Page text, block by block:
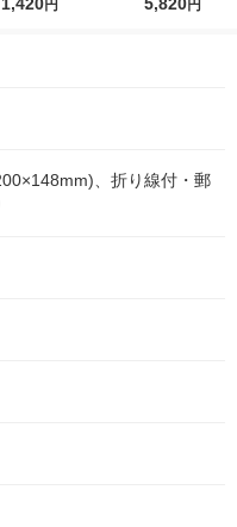
1,420円 5,820円
、折り線付・郵